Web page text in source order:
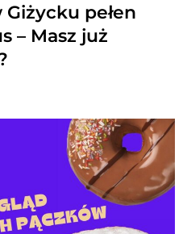
Giżycku pełen
– Masz już